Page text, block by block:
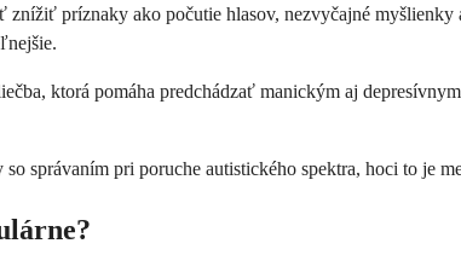
znížiť príznaky ako počutie hlasov, nezvyčajné
ktorá pomáha predchádzať manickým aj
správaním pri poruche autistického spektra, hoci to je